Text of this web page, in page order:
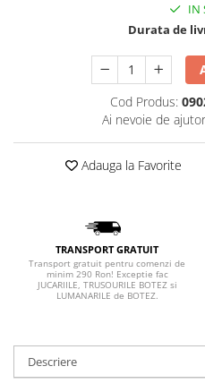
IN
Durata de
Cod Produs:
Ai nevoie de
Adauga la Favorite
TRANSPORT GRATUIT
Transport gratuit pentru comenzi de
minim 290 Ron! Exceptie fac
JUCARIILE, TRUSOURILE BOTEZ si
LUMANARILE de BOTEZ.
Descriere